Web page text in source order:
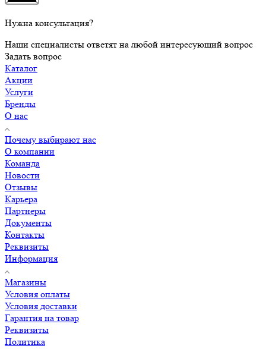
Нужна консультация?
Наши специалисты ответят на любой интересующий вопрос
Задать вопрос
Каталог
Акции
Услуги
Бренды
О нас
Почему выбирают нас
О компании
Команда
Новости
Отзывы
Карьера
Партнеры
Документы
Контакты
Реквизиты
Информация
Магазины
Условия оплаты
Условия доставки
Гарантия на товар
Реквизиты
Политика